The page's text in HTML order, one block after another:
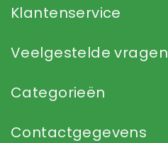
Klantenservice
Veelgestelde vragen
Categorieën
Contactgegevens